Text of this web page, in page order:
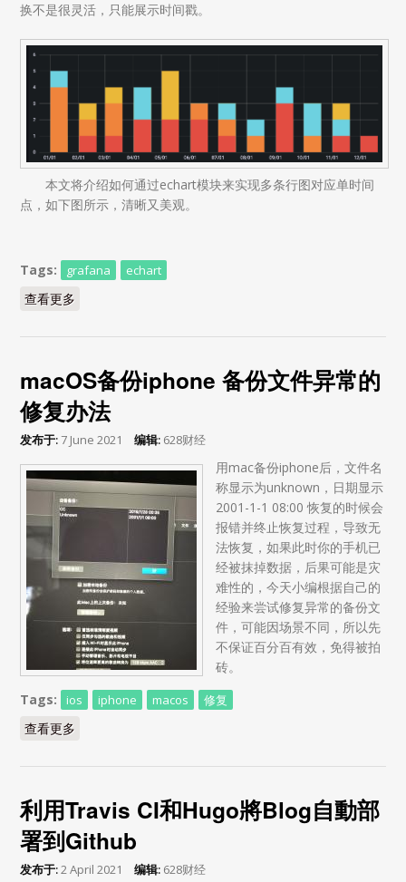
换不是很灵活，只能展示时间戳。
本文将介绍如何通过echart模块来实现多条行图对应单时间
点，如下图所示，清晰又美观。
Tags: grafana echart
查看更多
macOS备份iphone 备份文件异常的
修复办法
发布于: 7 June 2021 编辑: 628财经
用mac备份iphone后，文件名
称显示为unknown，日期显示
2001-1-1 08:00 恢复的时候会
报错并终止恢复过程，导致无
法恢复，如果此时你的手机已
经被抹掉数据，后果可能是灾
难性的，今天小编根据自己的
经验来尝试修复异常的备份文
件，可能因场景不同，所以先
不保证百分百有效，免得被拍
砖。
Tags:
ios iphone macos 修复
查看更多
利用Travis CI和Hugo將Blog自動部
署到Github
发布于:2 April 2021 编辑: 628财经